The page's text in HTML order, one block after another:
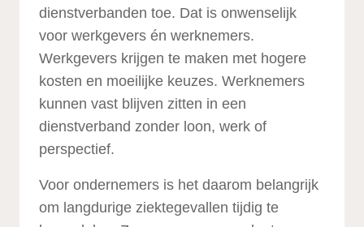
dienstverbanden toe. Dat is onwenselijk
voor werkgevers én werknemers.
Werkgevers krijgen te maken met hogere
kosten en moeilijke keuzes. Werknemers
kunnen vast blijven zitten in een
dienstverband zonder loon, werk of
perspectief.
Voor ondernemers is het daarom belangrijk
om langdurige ziektegevallen tijdig te